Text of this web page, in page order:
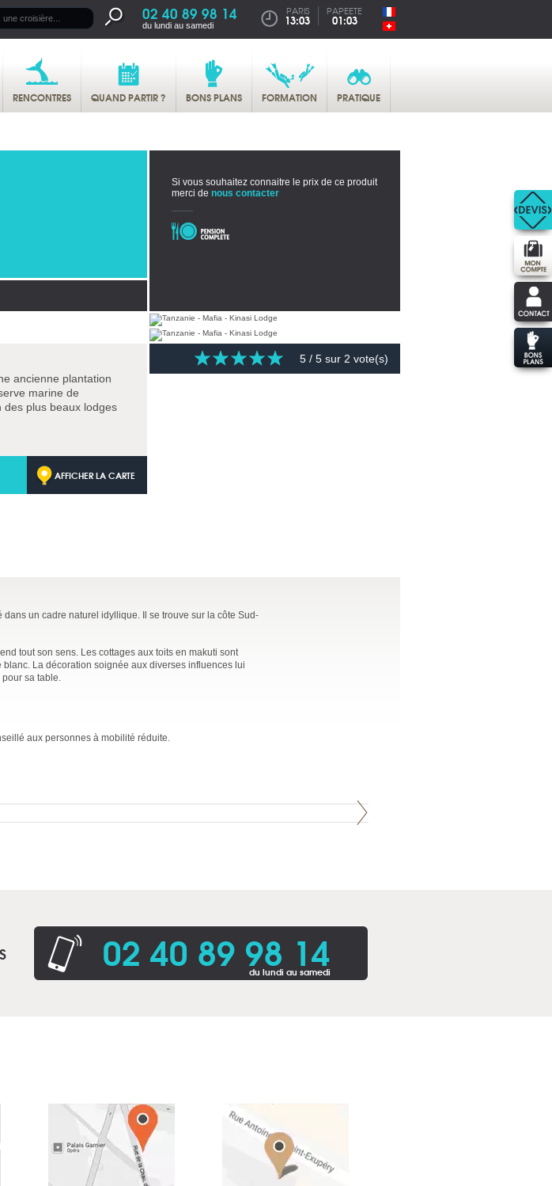
02 40 89 98 14
du lundi au samedi
PARIS
13:03
PAPEETE
01:03
RENCONTRES QUAND PARTIR ? BONS PLANS FORMATION PRATIQUE
Si vous souhaitez connaitre le prix de ce produit
merci de nous contacter
ancienne plantation
marine de
des plus beaux lodges
AFFICHER LA CARTE
5 / 5 sur 2 vote(s)
un cadre naturel idyllique. Il se trouve sur la côte Sud-
tout son sens. Les cottages aux toits en makuti sont
La décoration soignée aux diverses influences lui
sa table.
aux personnes à mobilité réduite.
02 40 89 98 14
du lundi au samedi